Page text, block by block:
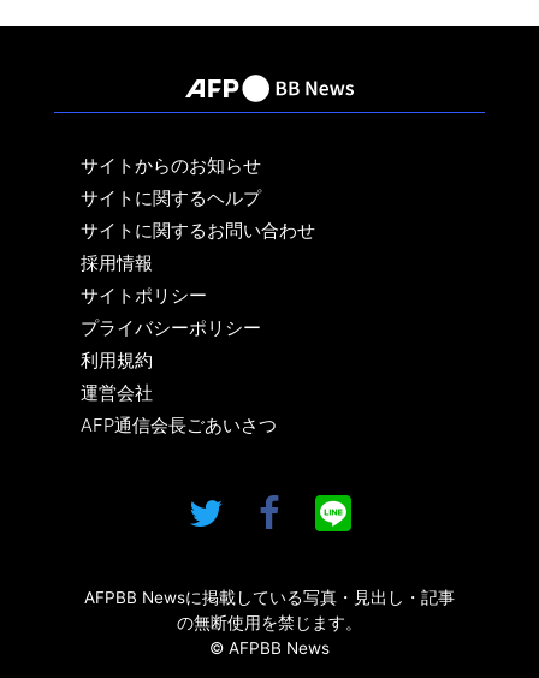
サイトからのお知らせ
サイトに関するヘルプ
サイトに関するお問い合わせ
採用情報
サイトポリシー
プライバシーポリシー
利用規約
運営会社
AFP通信会長ごあいさつ
AFPBB Newsに掲載している写真・見出し・記事
の無断使用を禁じます。
© AFPBB News